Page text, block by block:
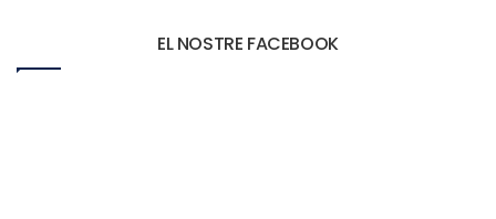
EL NOSTRE FACEBOOK